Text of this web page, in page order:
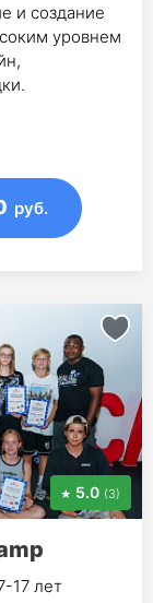
и создание
уровнем
руб.
5.0 (3)
17 лет